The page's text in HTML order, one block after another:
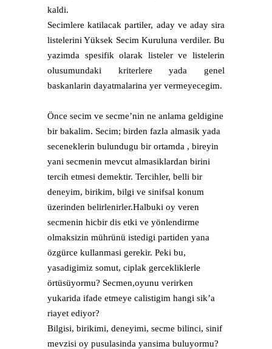
kaldi.
Secimlere katilacak partiler, aday ve aday sira
listelerini Yüksek Secim Kuruluna verdiler. Bu
yazimda spesifik olarak listeler ve listelerin
olusumundaki kriterlere yada genel
baskanlarin dayatmalarina yer vermeyecegim.
Önce secim ve secme’nin ne anlama geldigine
bir bakalim. Secim; birden fazla almasik yada
seceneklerin bulundugu bir ortamda , bireyin
yani secmenin mevcut almasiklardan birini
tercih etmesi demektir. Tercihler, belli bir
deneyim, birikim, bilgi ve sinifsal konum
üzerinden belirlenirler.Halbuki oy veren
secmenin hicbir dis etki ve yönlendirme
olmaksizin mührünü istedigi partiden yana
özgürce kullanmasi gerekir. Peki bu,
yasadigimiz somut, ciplak gercekliklerle
örtüsüyormu? Secmen,oyunu verirken
yukarida ifade etmeye calistigim hangi sik’a
riayet ediyor?
Bilgisi, birikimi, deneyimi, secme bilinci, sinif
mevzisi oy pusulasinda yansima buluyormu?